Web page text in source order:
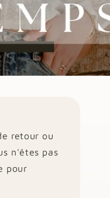
retour ou
n'êtes pas
pour